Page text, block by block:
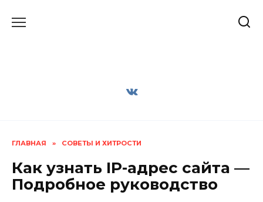
ГЛАВНАЯ » СОВЕТЫ И ХИТРОСТИ
Как узнать IP-адрес сайта —
Подробное руководство